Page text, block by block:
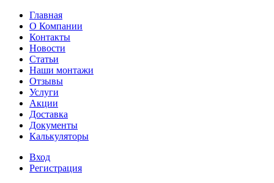
Главная
О Компании
Контакты
Новости
Статьи
Наши монтажи
Отзывы
Услуги
Акции
Доставка
Документы
Калькуляторы
Вход
Регистрация